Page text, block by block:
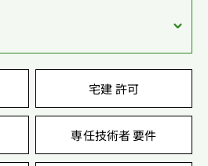
宅建 許可
専任技術者 要件